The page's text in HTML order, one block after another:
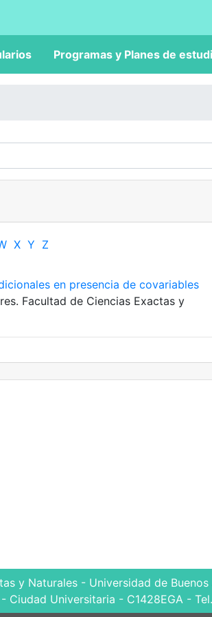
Programas y Planes de
X Y Z
en presencia de covariables
Facultad de Ciencias Exactas y
y Naturales - Universidad de
Ciudad Universitaria - C1428EGA -